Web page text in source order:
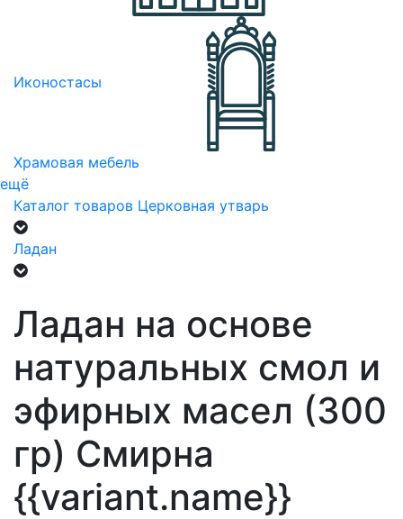
Иконостасы
Храмовая мебель
ещё
Каталог товаров Церковная утварь
Ладан
Ладан на основе
натуральных смол и
эфирных масел (300
гр) Смирна
{{variant.name}}